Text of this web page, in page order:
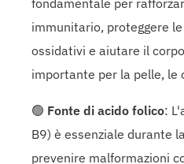
immunitario, proteggere
ossidativi e aiutare il
importante per la pelle, le
🟢 Fonte di acido folico:
B9) è essenziale durante
prevenire malformazioni